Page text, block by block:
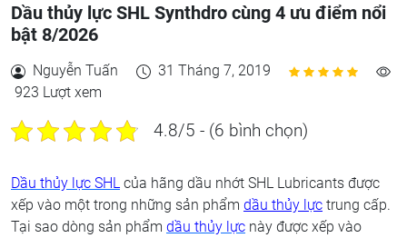
Dầu thủy lực SHL Synthdro cùng 4 ưu điểm nổi
bật 8/2026
Nguyễn Tuấn
31 Tháng 7, 2019
923 Lượt xem
4.8/5 - (6 bình chọn)
Dầu thủy lực SHL của hãng dầu nhớt SHL Lubricants được
xếp vào một trong những sản phẩm dầu thủy lực trung cấp.
Tại sao dòng sản phẩm dầu thủy lực này được xếp vào